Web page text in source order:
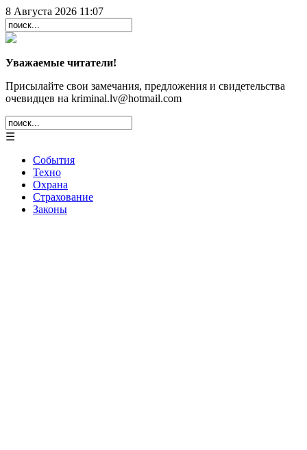
8 Августа 2026 11:07
Уважаемые читатели!
Присылайте свои замечания, предложения и свидетельства
очевидцев на kriminal.lv@hotmail.com
☰
События
Техно
Охрана
Страхование
Законы